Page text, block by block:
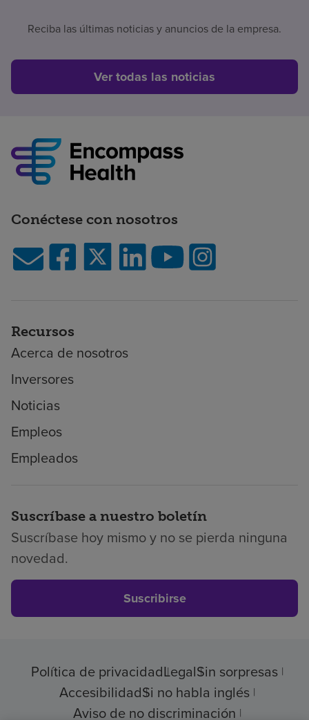
Reciba las últimas noticias y anuncios de la empresa.
Ver todas las noticias
Conéctese con nosotros
Recursos
Acerca de nosotros
Inversores
Noticias
Empleos
Empleados
Suscríbase a nuestro boletín
Suscríbase hoy mismo y no se pierda ninguna
novedad.
Suscribirse
Política de privacidadLegalSin sorpresas
AccesibilidadSi no habla inglés
Aviso de no discriminación